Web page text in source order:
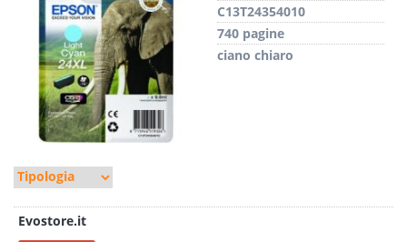
C13T24354010
740 pagine
ciano chiaro
Evostore.it